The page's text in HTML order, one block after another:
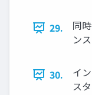
29.
同
ン
30.
イ
ス